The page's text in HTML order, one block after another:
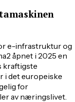
e-infrastruktur og
åpnet i 2025 en
kraftigste
i det europeiske
for
av næringslivet.